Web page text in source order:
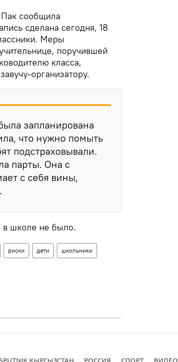
Пак сообщила
сделана сегодня, 18
Меры
поручившей
класса,
организатору.
запланирована
что нужно помыть
подстраховывали.
парты. Она с
с себя вины,
в школе не было.
риски дети школьники
КЫРГЫЗСТАН РОССИЯ СПОРТ ВИДЕО